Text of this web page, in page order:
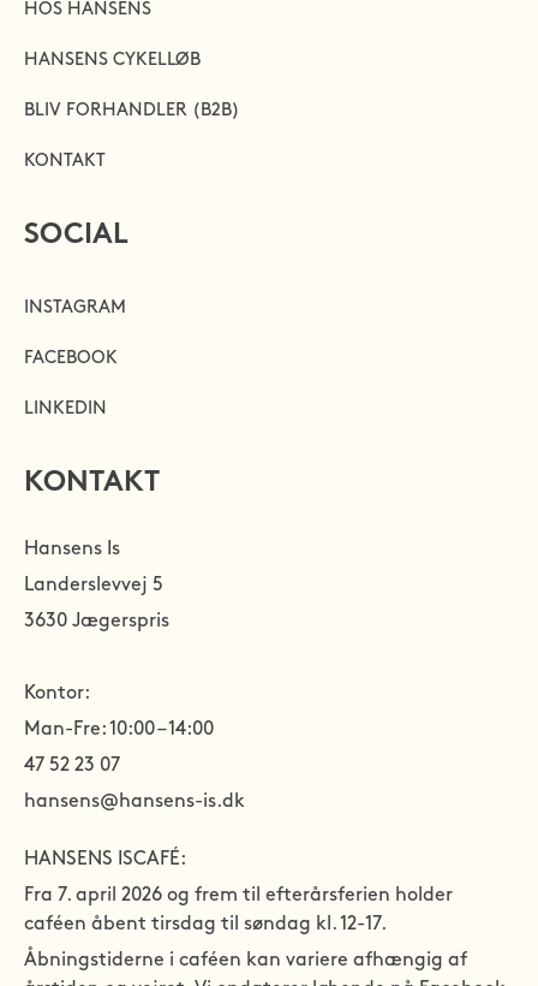
HOS HANSENS
HANSENS CYKELLØB
BLIV FORHANDLER (B2B)
KONTAKT
SOCIAL
INSTAGRAM
FACEBOOK
LINKEDIN
KONTAKT
Hansens Is
Landerslevvej 5
3630 Jægerspris
Kontor:
Man-Fre: 10:00 – 14:00
47 52 23 07
hansens@hansens-is.dk
HANSENS ISCAFÉ:
Fra 7. april 2026 og frem til efterårsferien holder
caféen åbent tirsdag til søndag kl. 12-17.
Åbningstiderne i caféen kan variere afhængig af